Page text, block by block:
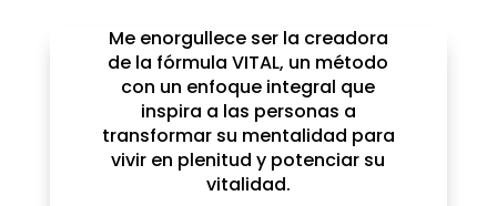
Me enorgullece ser la creadora
de la fórmula VITAL, un método
con un enfoque integral que
inspira a las personas a
transformar su mentalidad para
vivir en plenitud y potenciar su
vitalidad.